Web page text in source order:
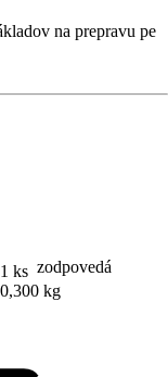
na prepravu pe
1 ks zodpovedá
0,300 kg